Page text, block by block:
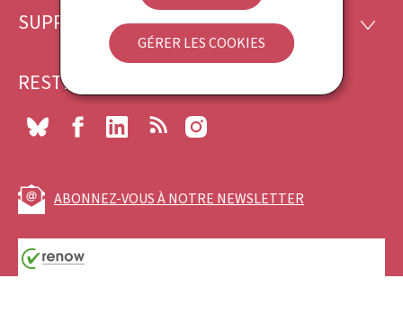
GÉRER LES COOKIES
page
SUPPORT
RESTEZ CONNECTÉ
Bluesky FacebookLinkedIn RSS
ABONNEZ-VOUS À NOTRE NEWSLETTER